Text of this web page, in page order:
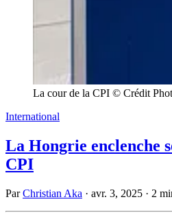
La cour de la CPI © Crédit
International
La Hongrie enclenche
CPI
ParChristian Aka · avr. 3, 2025 · 2